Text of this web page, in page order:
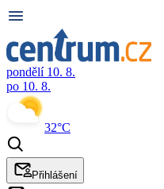
pondělí 10. 8.
po 10. 8.
32°C
Přihlášení